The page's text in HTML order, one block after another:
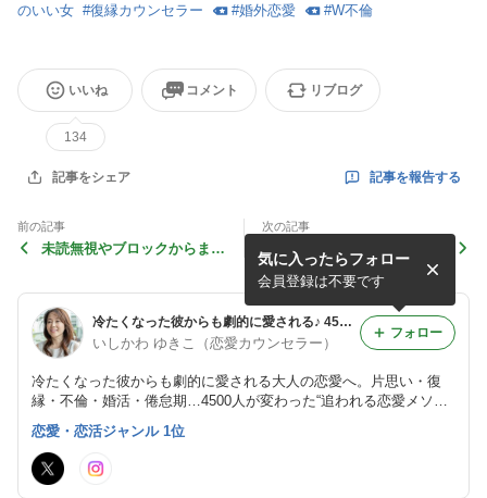
のいい女 #復縁カウンセラー #婚外恋愛 #W不倫
いいね
134
コメント リブログ
記事をシェア 記事を報告する
前の記事
未読無視やブロックからまた
次の記事
早く２人になりたいと彼から
言われ、本当に嬉しかったで
す！
冷たくなった彼からも劇的に愛される♪ 4500人が変わった 追われる恋愛メソッド
いしかわ ゆきこ（恋愛カウンセラー）
冷たくなった彼からも劇的に愛される大人の恋愛へ。片思い・復
縁・不倫・婚活・倦怠期…4500人が変わった“追われる恋愛メソッ
ド”で、あなたの恋を愛され直しに導きます。
気に入ったらフォロー
会員登録は不要です
フォロー
恋愛・恋活ジャンル 1位